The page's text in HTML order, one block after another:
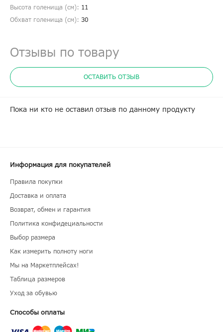
Высота голенища (cм): 11
Обхват голенища (cм): 30
Отзывы по товару
ОСТАВИТЬ ОТЗЫВ
Пока ни кто не оставил отзыв по данному продукту
Информация для покупателей
Правила покупки
Доставка и оплата
Возврат, обмен и гарантия
Политика конфидециальности
Выбор размера
Как измерить полноту ноги
Мы на Маркетплейсах!
Таблица размеров
Уход за обувью
Способы оплаты